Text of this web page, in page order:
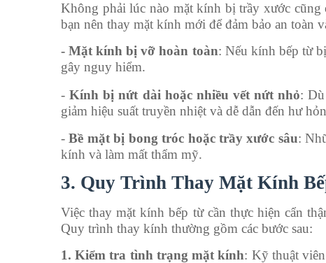
Không phải lúc nào mặt kính bị trầy xước cũng
bạn nên thay mặt kính mới để đảm bảo an toàn
- Mặt kính bị vỡ hoàn toàn: Nếu kính bếp từ
gây nguy hiểm.
-Kính bị nứt dài hoặc nhiều vết nứt nhỏ:
giảm hiệu suất truyền nhiệt và dễ dẫn đến hư
-Bề mặt bị bong tróc hoặc trầy xước sâu:
kính và làm mất thẩm mỹ.
3. Quy Trình Thay Mặt Kính
Việc thay mặt kính bếp từ cần thực hiện cẩn
Quy trình thay kính thường gồm các bước sau:
1. Kiểm tra tình trạng mặt kính: Kỹ thuật